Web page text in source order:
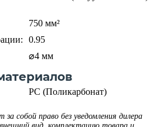
750 мм²
0.95
⌀4 мм
PC (Поликарбонат)
собой право без уведомления дилера